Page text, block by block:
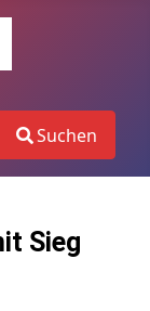
results.
Suchen
Sieg